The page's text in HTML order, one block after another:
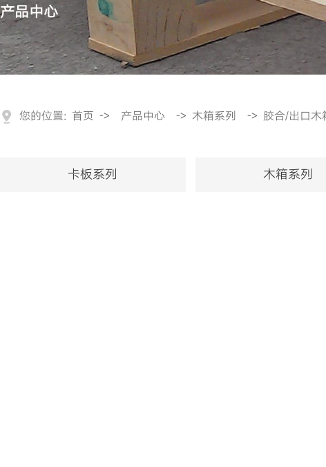
产品中心
您的位置: 首页 -> 产品中心 -> 木箱系列 -> 胶合/出口木
卡板系列 木箱系列